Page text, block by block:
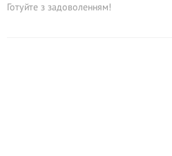
Готуйте з задоволенням!